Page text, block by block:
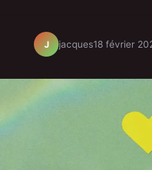
J jacques18 février